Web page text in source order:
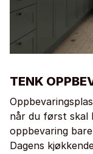
TENK
når du først skal
oppbevaring
Dagens